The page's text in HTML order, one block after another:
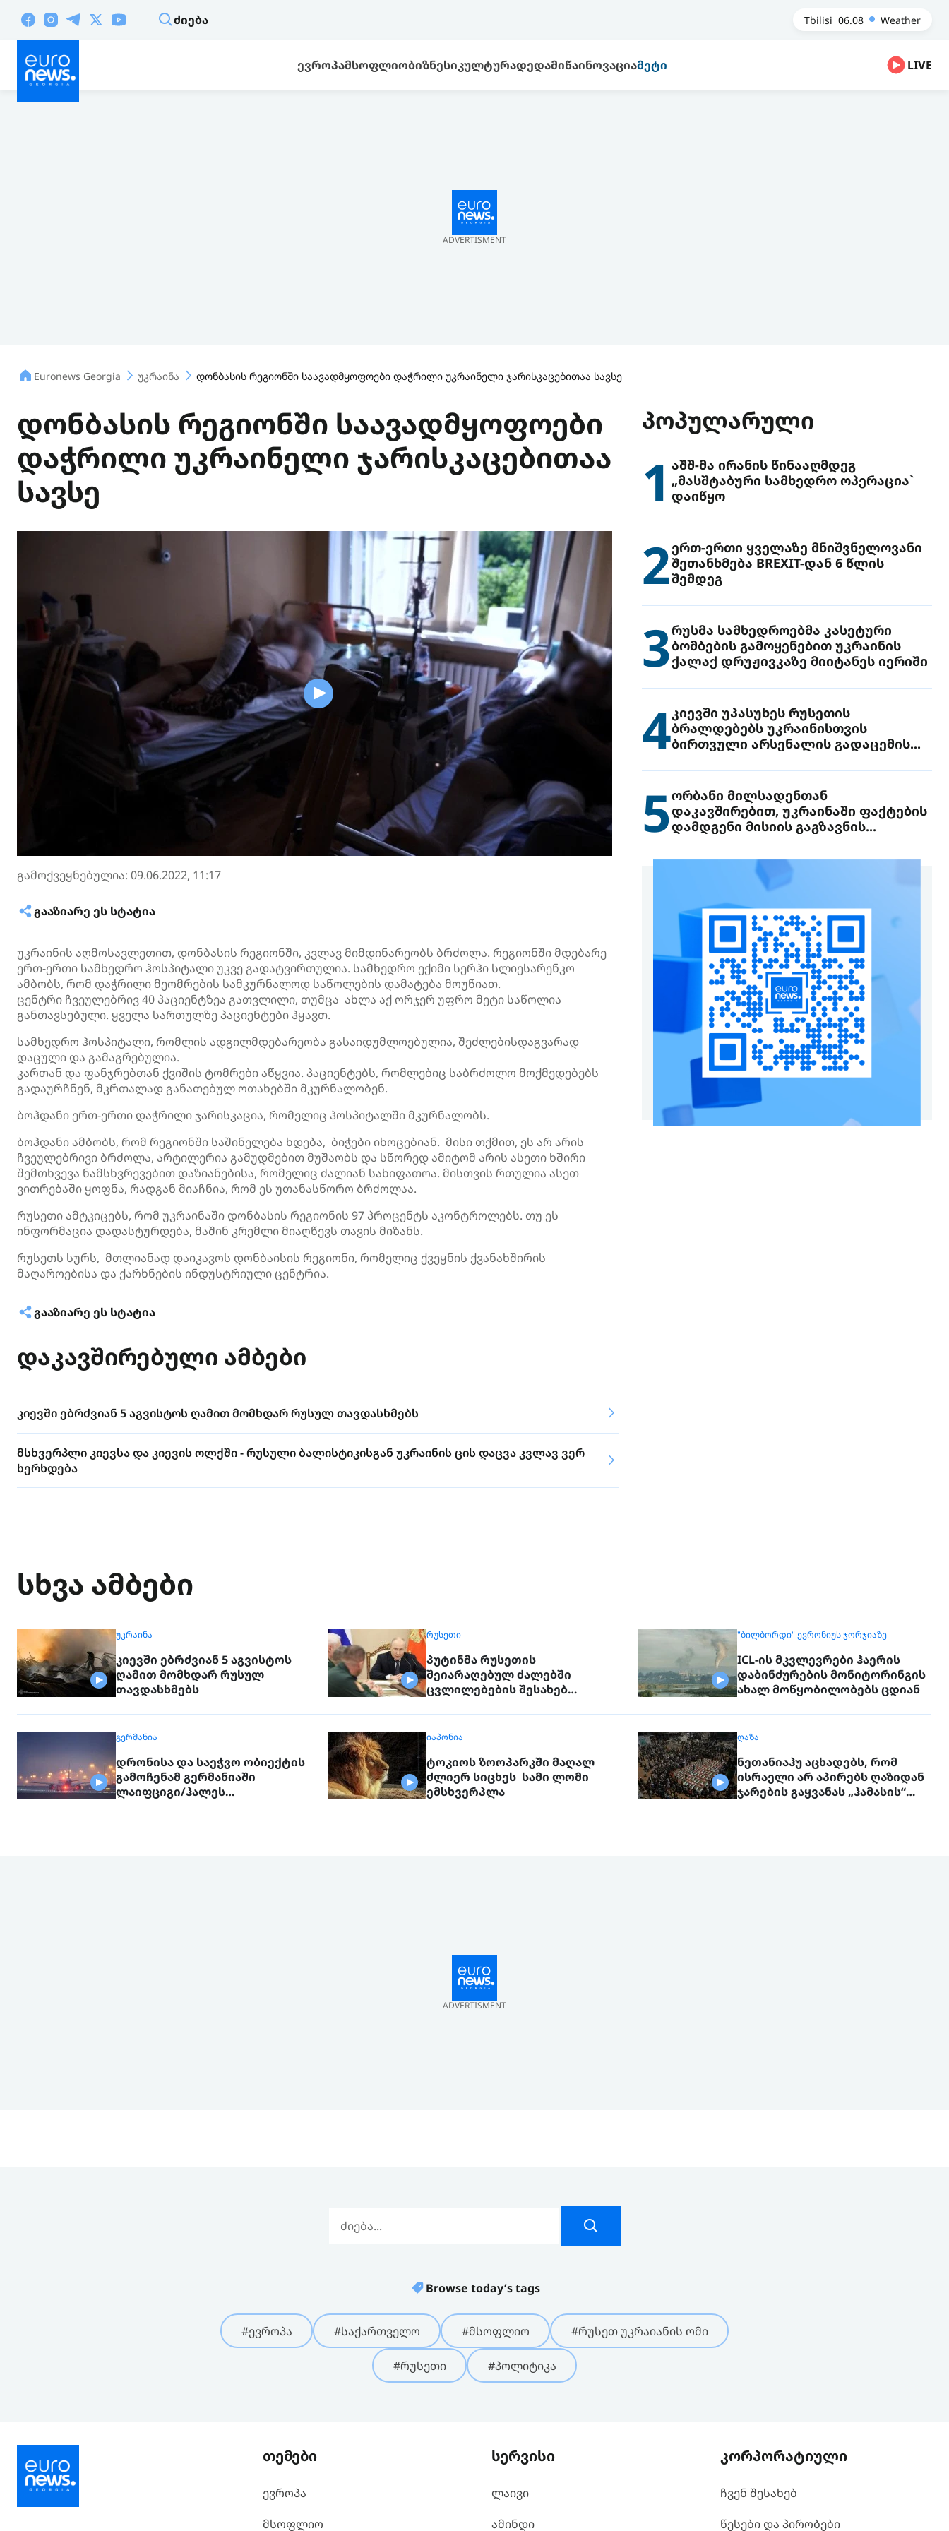
ᲫᲘᲔᲑᲐ Tbilisi 06.08 Weather
ᲔᲕᲠᲝᲞᲐᲛᲡᲝᲤᲚᲘᲝᲑᲘᲖᲜᲔᲡᲘᲙᲣᲚᲢᲣᲠᲐᲓᲔᲓᲐᲛᲘᲬᲐᲘᲜᲝᲕᲐᲪᲘᲐᲛᲔᲢᲘ LIVE
ADVERTISMENT
Euronews Georgia უკრაინა დონბასის რეგიონში საავადმყოფოები დაჭრილი უკრაინელი ჯარისკაცებითაა სავსე
დონბასის რეგიონში საავადმყოფოები
დაჭრილი უკრაინელი ჯარისკაცებითაა
სავსე
გამოქვეყნებულია: 09.06.2022, 11:17
ᲒᲐᲐᲖᲘᲐᲠᲔ ᲔᲡ ᲡᲢᲐᲢᲘᲐ
უკრაინის აღმოსავლეთით, დონბასის რეგიონში, კვლავ მიმდინარეობს ბრძოლა. რეგიონში მდებარე
ერთ-ერთი სამხედრო ჰოსპიტალი უკვე გადატვირთულია. სამხედრო ექიმი სერჰი სლიესარენკო
ამბობს, რომ დაჭრილი მეომრების სამკურნალოდ საწოლების დამატება მოუწიათ.
ცენტრი ჩვეულებრივ 40 პაციენტზეა გათვლილი, თუმცა ახლა აქ ორჯერ უფრო მეტი საწოლია
განთავსებული. ყველა სართულზე პაციენტები ჰყავთ.
სამხედრო ჰოსპიტალი, რომლის ადგილმდებარეობა გასაიდუმლოებულია, შეძლებისდაგვარად
დაცული და გამაგრებულია.
კართან და ფანჯრებთან ქვიშის ტომრები აწყვია. პაციენტებს, რომლებიც საბრძოლო მოქმედებებს
გადაურჩნენ, მკრთალად განათებულ ოთახებში მკურნალობენ.
ბოჰდანი ერთ-ერთი დაჭრილი ჯარისკაცია, რომელიც ჰოსპიტალში მკურნალობს.
ბოჰდანი ამბობს, რომ რეგიონში საშინელება ხდება, ბიჭები იხოცებიან. მისი თქმით, ეს არ არის
ჩვეულებრივი ბრძოლა, არტილერია გამუდმებით მუშაობს და სწორედ ამიტომ არის ასეთი ხშირი
შემთხვევა ნამსხვრევებით დაზიანებისა, რომელიც ძალიან სახიფათოა. მისთვის რთულია ასეთ
ვითრებაში ყოფნა, რადგან მიაჩნია, რომ ეს უთანასწორო ბრძოლაა.
რუსეთი ამტკიცებს, რომ უკრაინაში დონბასის რეგიონის 97 პროცენტს აკონტროლებს. თუ ეს
ინფორმაცია დადასტურდება, მაშინ კრემლი მიაღწევს თავის მიზანს.
რუსეთს სურს, მთლიანად დაიკავოს დონბაისის რეგიონი, რომელიც ქვეყნის ქვანახშირის
მაღაროებისა და ქარხნების ინდუსტრიული ცენტრია.
ᲒᲐᲐᲖᲘᲐᲠᲔ ᲔᲡ ᲡᲢᲐᲢᲘᲐ
დაკავშირებული ამბები
კიევში ებრძვიან 5 აგვისტოს ღამით მომხდარ რუსულ თავდასხმებს
მსხვერპლი კიევსა და კიევის ოლქში - რუსული ბალისტიკისგან უკრაინის ცის დაცვა კვლავ ვერ
ხერხდება
ᲞᲝᲞᲣᲚᲐᲠᲣᲚᲘ
1აშშ-მა ირანის წინააღმდეგ
„მასშტაბური სამხედრო ოპერაცია`
დაიწყო
2ერთ-ერთი ყველაზე მნიშვნელოვანი
შეთანხმება BREXIT-დან 6 წლის
შემდეგ
3რუსმა სამხედროებმა კასეტური
ბომბების გამოყენებით უკრაინის
ქალაქ დრუჟივკაზე მიიტანეს იერიში
4კიევში უპასუხეს რუსეთის
ბრალდებებს უკრაინისთვის
ბირთვული არსენალის გადაცემის
5ორბანი მილსადენთან
დაკავშირებით, უკრაინაში ფაქტების
დამდგენი მისიის გაგზავნის
სხვა ამბები
ᲣᲙᲠᲐᲘᲜᲐ
კიევში ებრძვიან 5 აგვისტოს
ღამით მომხდარ რუსულ
თავდასხმებს
ᲠᲣᲡᲔᲗᲘ
პუტინმა რუსეთის
შეიარაღებულ ძალებში
ცვლილებების შესახებ
"ᲑᲘᲚᲑᲝᲠᲓᲘ" ᲔᲕᲠᲝᲜᲘᲣᲡ ᲯᲝᲠᲯᲘᲐᲖᲔ
ICL-ის მკვლევრები ჰაერის
დაბინძურების მონიტორინგის
ახალ მოწყობილობებს ცდიან
ᲒᲔᲠᲛᲐᲜᲘᲐ
დრონისა და საეჭვო ობიექტის
გამოჩენამ გერმანიაში
ლაიფციგი/ჰალეს
ᲘᲐᲞᲝᲜᲘᲐ
ტოკიოს ზოოპარკში მაღალ
ძლიერ სიცხეს სამი ლომი
ემსხვერპლა
ᲦᲐᲖᲐ
ნეთანიაჰუ აცხადებს, რომ
ისრაელი არ აპირებს ღაზიდან
ჯარების გაყვანას „ჰამასის“
ADVERTISMENT
Browse today’s tags
#ევროპა #საქართველო #მსოფლიო #რუსეთ უკრაიანის ომი
#რუსეთი #პოლიტიკა
თემები
ევროპა
მსოფლიო
სერვისი
ლაივი
ამინდი
კორპორატიული
ჩვენ შესახებ
წესები და პირობები